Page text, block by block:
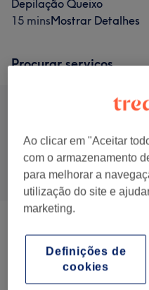
Depilação Queixo
15 minsMostrar Detalhes
Procurar serviços
Tudo
Corte Homem (3)
Ao clicar em "Aceitar
com o armazenamento
para melhorar a
utilização do site e
marketing.
Definições de
cookies